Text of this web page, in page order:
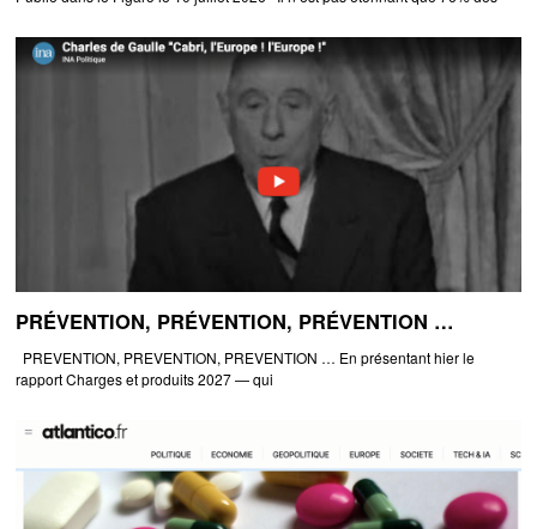
PRÉVENTION, PRÉVENTION, PRÉVENTION …
PREVENTION, PREVENTION, PREVENTION … En présentant hier le
rapport Charges et produits 2027 — qui